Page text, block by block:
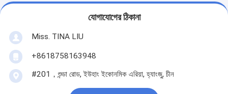
যোগাযোগের ঠিকানা
Miss. TINA LIU
+8618758163948
#201，শুন্ডা রোড, ইউহাং ইকোনমিক এরিয়া, হ্যাংজু, চীন